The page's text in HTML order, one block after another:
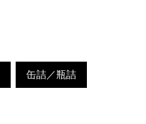
缶詰／瓶詰